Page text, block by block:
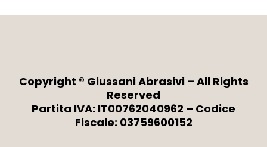
Copyright ® Giussani Abrasivi – All Rights
Reserved
Partita IVA: IT00762040962 – Codice
Fiscale: 03759600152